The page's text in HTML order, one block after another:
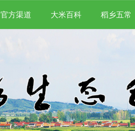
官方渠道 大米百科 稻乡五常